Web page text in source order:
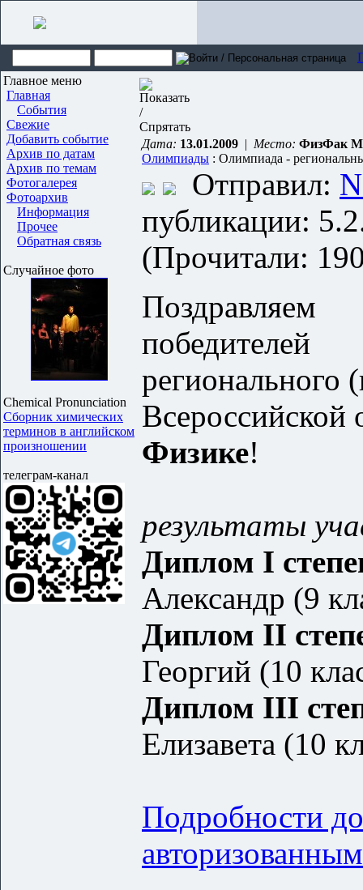
Главное меню
Главная
События
Свежие
Добавить событие
Архив по датам
Архив по темам
Фотогалерея
Фотоархив
Информация
Прочее
Обратная связь
Случайное фото
Chemical Pronunciation
Сборник химических
терминов в английском
произношении
телеграм-канал
Дата: 13.01.2009 | Место: ФизФак
Олимпиады : Олимпиада -
Отправил:
публикации:
(Прочитали:
Поздравляем
победителей
регионального
Физике!
результаты
Диплом I
Александр (9
Диплом II
Георгий (10
Диплом III
Елизавета (10
Подробности